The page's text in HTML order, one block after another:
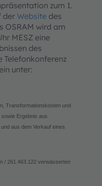
zum 1.
derWebsite des
OSRAM wird am
MESZ eine
des
Telefonkonferenz
unter:
Transformationskosten und
Ergebnis aus
aus dem Verkauf eines
/ 261.463.122 verwässerten